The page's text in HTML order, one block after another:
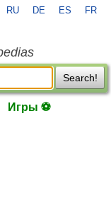
RU DE ES FR
Search!
Игры ⚽